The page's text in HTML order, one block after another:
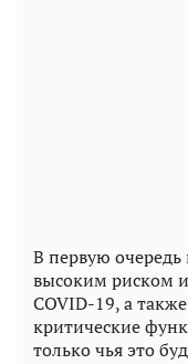
В первую
высоким риском
COVID-19, а
критические
только чья это